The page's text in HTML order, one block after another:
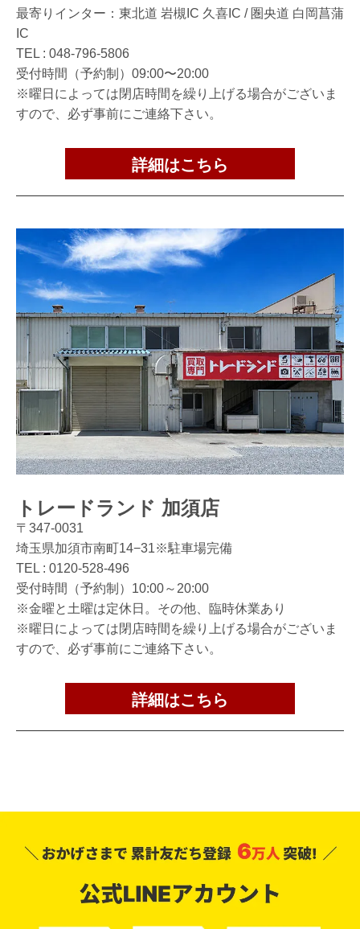
最寄りインター：東北道 岩槻IC 久喜IC / 圏央道 白岡菖蒲
IC
TEL : 048-796-5806
受付時間（予約制）09:00〜20:00
※曜日によっては閉店時間を繰り上げる場合がございま
すので、必ず事前にご連絡下さい。
詳細はこちら
トレードランド 加須店
〒347-0031
埼玉県加須市南町14−31※駐車場完備
TEL : 0120-528-496
受付時間（予約制）10:00～20:00
※金曜と土曜は定休日。その他、臨時休業あり
※曜日によっては閉店時間を繰り上げる場合がございま
すので、必ず事前にご連絡下さい。
詳細はこちら